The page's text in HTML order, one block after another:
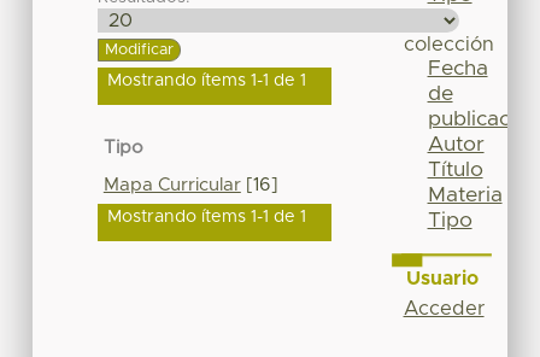
Mostrando ítems 1-1 de 1
Tipo
Mapa Curricular[16]
Mostrando ítems 1-1 de 1
colección
Fecha
de
publicación
Autor
Título
Materia
Tipo
Usuario
Acceder